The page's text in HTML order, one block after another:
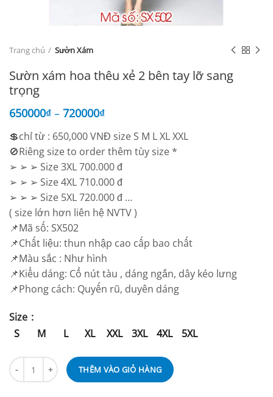
Trang chủ Sườn Xám
Sườn xám hoa thêu xẻ 2 bên tay lỡ sang
trọng
650000₫ – 720000₫
💲chỉ từ : 650,000 VNĐ size S M L XL XXL
🚫Riêng size to order thêm tùy size *
➢ ➢ ➢ Size 3XL 700.000 đ
➢ ➢ ➢ Size 4XL 710.000 đ
➢ ➢ ➢ Size 5XL 720.000 đ …
( size lớn hơn liên hệ NVTV )
📌Mã số: SX502
📌Chất liệu: thun nhập cao cấp bao chất
📌Màu sắc : Như hình
📌Kiểu dáng: Cổ nút tàu , dáng ngắn, dây kéo lưng
📌Phong cách: Quyến rũ, duyên dáng
Size
S
M L XL XXL 3XL 4XL 5XL
THÊM VÀO GIỎ HÀNG